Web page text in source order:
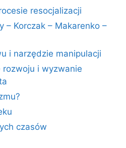
resocjalizacji
– Korczak – Makarenko –
i narzędzie manipulacji
rozwoju i wyzwanie
czasów